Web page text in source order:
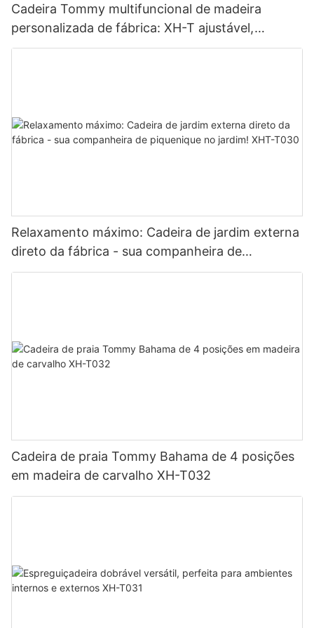
Cadeira Tommy multifuncional de madeira
personalizada de fábrica: XH-T ajustável,
confortável e elegante017
Relaxamento máximo: Cadeira de jardim externa
direto da fábrica - sua companheira de
piquenique no jardim! XHT-T030
Cadeira de praia Tommy Bahama de 4 posições
em madeira de carvalho XH-T032